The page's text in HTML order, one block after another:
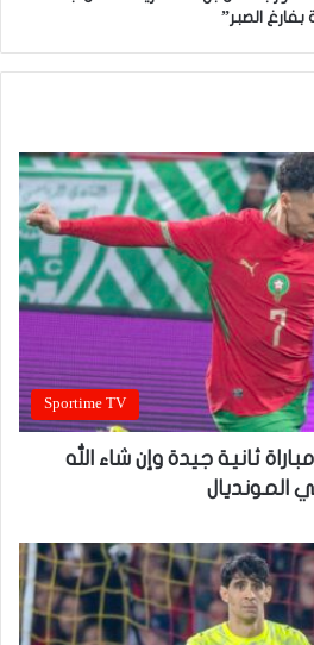
الصبر”
Sportime TV
ثانية جيدة وإن شاء الله
المونديال